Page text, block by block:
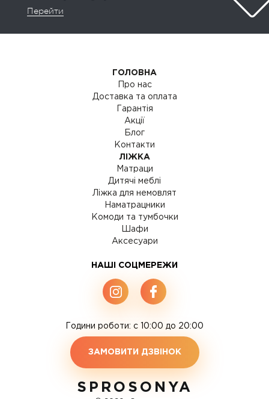
Перейти
ГОЛОВНА
Про нас
Доставка та оплата
Гарантія
Акції
Блог
Контакти
ЛІЖКА
Матраци
Дитячі меблі
Ліжка для немовлят
Наматрацники
Комоди та тумбочки
Шафи
Аксесуари
НАШІ СОЦМЕРЕЖИ
Години роботи: c 10:00 до 20:00
ЗАМОВИТИ ДЗВІНОК
SPROSONYA